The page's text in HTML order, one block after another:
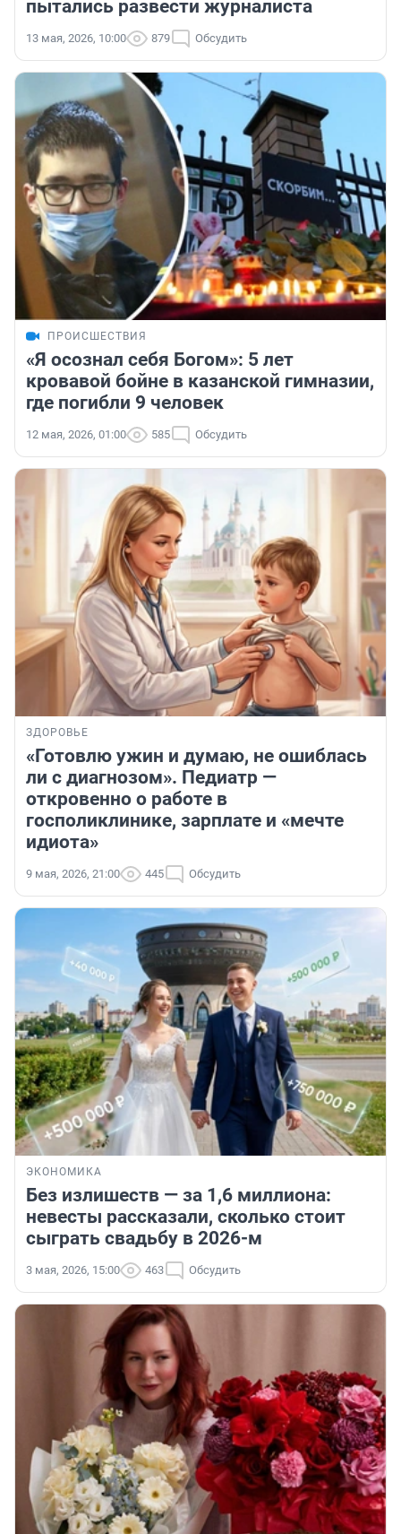
пытались развести журналиста
13 мая, 2026, 10:00 879 Обсудить
ПРОИСШЕСТВИЯ
«Я осознал себя Богом»: 5 лет
кровавой бойне в казанской гимназии,
где погибли 9 человек
12 мая, 2026, 01:00 585 Обсудить
ЗДОРОВЬЕ
«Готовлю ужин и думаю, не ошиблась
ли с диагнозом». Педиатр —
откровенно о работе в
госполиклинике, зарплате и «мечте
идиота»
9 мая, 2026, 21:00 445 Обсудить
ЭКОНОМИКА
Без излишеств — за 1,6 миллиона:
невесты рассказали, сколько стоит
сыграть свадьбу в 2026-м
3 мая, 2026, 15:00 463 Обсудить